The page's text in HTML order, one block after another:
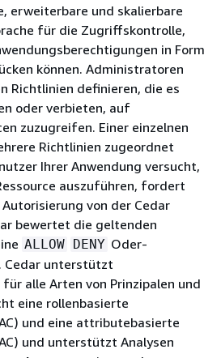
erweiterbare und skalierbare
für die Zugriffskontrolle,
in Form
können. Administratoren
Richtlinien definieren, die es
oder verbieten, auf
zuzugreifen. Einer einzelnen
Richtlinien zugeordnet
Ihrer Anwendung versucht,
auszuführen, fordert
von der Cedar
bewertet die geltenden
ALLOW DENY Oder-
Cedar unterstützt
alle Arten von Prinzipalen und
eine rollenbasierte
und eine attributebasierte
und unterstützt Analysen